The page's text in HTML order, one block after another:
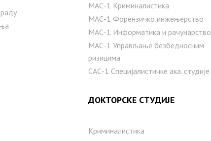
МАС-1 Криминалистика
МАС-1 Форензичко инжењерство
МАС-1 Информатика и рачунарство
MAС-1 Управљање безбедносним
ризицима
САС-1 Специјалистичке ака. студије
ДОКТОРСКЕ СТУДИЈЕ
Криминалистика